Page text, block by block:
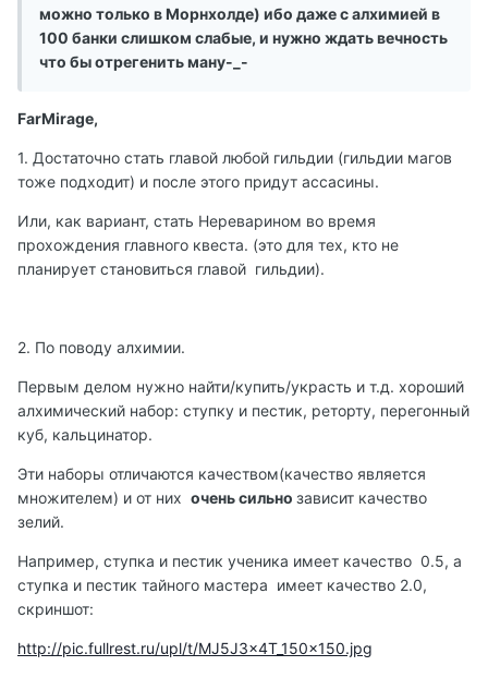
можно только в Морнхолде) ибо даже с алхимией в
100 банки слишком слабые, и нужно ждать вечность
что бы отрегенить ману-_-
FarMirage,
1. Достаточно стать главой любой гильдии (гильдии магов
тоже подходит) и после этого придут ассасины.
Или, как вариант, стать Нереварином во время
прохождения главного квеста. (это для тех, кто не
планирует становиться главой гильдии).
2. По поводу алхимии.
Первым делом нужно найти/купить/украсть и т.д. хороший
алхимический набор: ступку и пестик, реторту, перегонный
куб, кальцинатор.
Эти наборы отличаются качеством(качество является
множителем) и от них очень сильно зависит качество
зелий.
Например, ступка и пестик ученика имеет качество 0.5, а
ступка и пестик тайного мастера имеет качество 2.0,
скриншот:
http://pic.fullrest.ru/upl/t/MJ5J3x4T_150x150.jpg